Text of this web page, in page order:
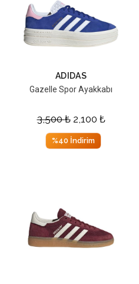
ADIDAS
Gazelle Spor Ayakkabı
3,500₺ 2,100 ₺
%40 İndirim